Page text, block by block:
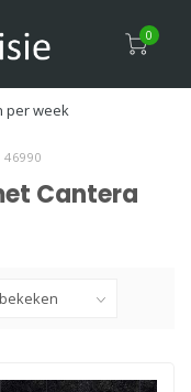
0
per week
Cantera